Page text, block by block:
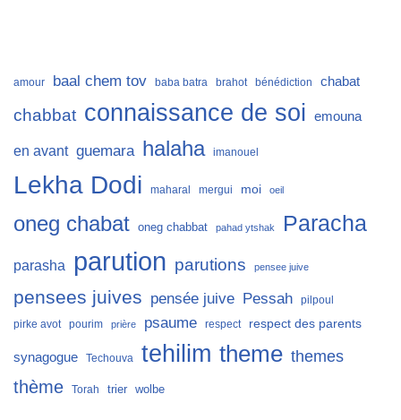
amour baal chem tov baba batra brahot bénédiction chabat
chabbat connaissance de soi emouna
en avant guemara halaha imanouel
Lekha Dodi maharal mergui moi oeil
oneg chabat oneg chabbat pahad ytshak Paracha
parasha parution parutions pensee juive
pensees juives pensée juive Pessah
pilpoul
pirke avot
pourim prière psaume respect respect des parents
synagogue Techouva tehilim theme themes
thème Torah trier wolbe